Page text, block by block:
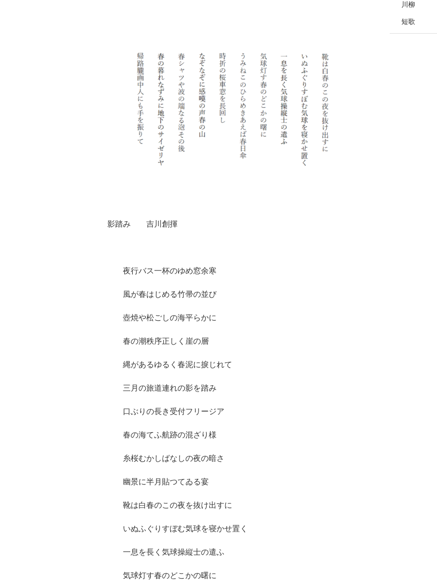
影踏み 吉川創揮
夜行バス一杯のゆめ窓余寒
風が春はじめる竹帚の並び
壺焼や松ごしの海平らかに
春の潮秩序正しく崖の層
縄があるゆるく春泥に捩じれて
三月の旅道連れの影を踏み
口ぶりの長き受付フリージア
春の海てふ航跡の混ざり様
糸桜むかしばなしの夜の暗さ
幽景に半月貼つてゐる宴
靴は白春のこの夜を抜け出すに
いぬふぐりすぼむ気球を寝かせ置く
一息を長く気球操縦士の遣ふ
気球灯す春のどこかの曙に
川柳
短歌